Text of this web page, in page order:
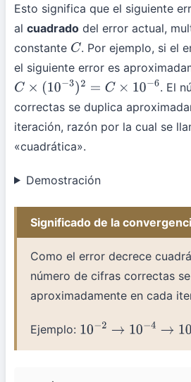
Esto significa que el siguiente
al cuadrado del error actual,
constante C . Por ejemplo, si el
el siguiente error es
C×(10−3 2=C ×10− 6
. El
correctas se duplica
iteración, razón por la cual se
«cuadrática».
Demostración
Significado de la
Como el error decrece
número de cifras correctas
aproximadamente en cada
Ejemplo: 10− 2→10 −4 →10−8→